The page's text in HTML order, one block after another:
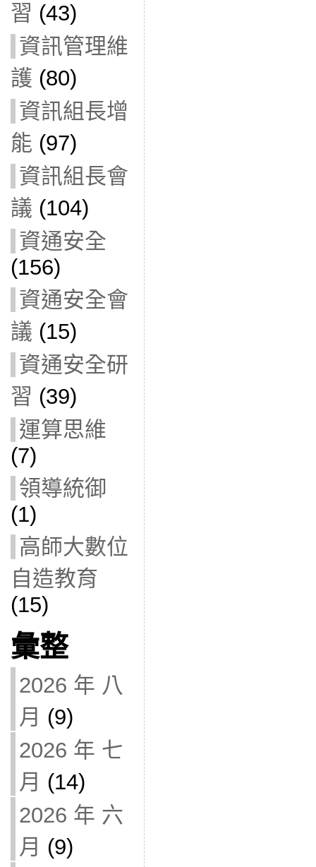
習 (43)
資訊管理維
護 (80)
資訊組長增
能 (97)
資訊組長會
議 (104)
資通安全
(156)
資通安全會
議 (15)
資通安全研
習 (39)
運算思維
(7)
領導統御
(1)
高師大數位
自造教育
(15)
彙整
2026 年 八
月 (9)
2026 年 七
月 (14)
2026 年 六
月 (9)